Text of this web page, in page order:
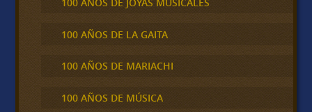
100 AÑOS DE LA GAITA
100 AÑOS DE MARIACHI
100 AÑOS DE MÚSICA